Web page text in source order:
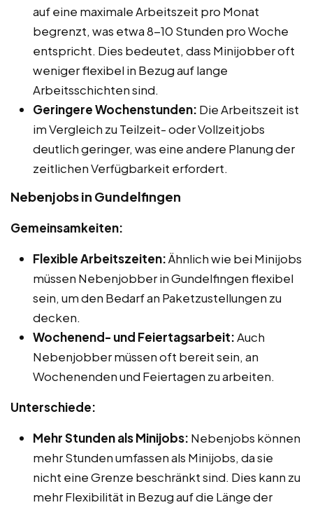
auf eine maximale Arbeitszeit pro Monat
begrenzt, was etwa 8-10 Stunden pro Woche
entspricht. Dies bedeutet, dass Minijobber oft
weniger flexibel in Bezug auf lange
Arbeitsschichten sind.
Geringere Wochenstunden: Die Arbeitszeit ist
im Vergleich zu Teilzeit- oder Vollzeitjobs
deutlich geringer, was eine andere Planung der
zeitlichen Verfügbarkeit erfordert.
Nebenjobs in Gundelfingen
Gemeinsamkeiten:
Flexible Arbeitszeiten:Ähnlich wie bei Minijobs
müssen Nebenjobber in Gundelfingen flexibel
sein, um den Bedarf an Paketzustellungen zu
decken.
Wochenend- und Feiertagsarbeit:Auch
Nebenjobber müssen oft bereit sein, an
Wochenenden und Feiertagen zu arbeiten.
Unterschiede:
Mehr Stunden als Minijobs: Nebenjobs können
mehr Stunden umfassen als Minijobs, da sie
nicht eine Grenze beschränkt sind. Dies kann zu
mehr Flexibilität in Bezug auf die Länge der